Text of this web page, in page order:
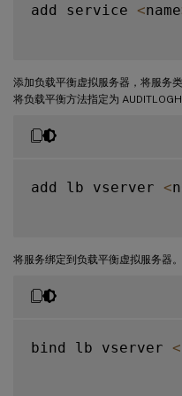
add service <name
添加负载平衡虚拟服务器，将服务
将负载平衡方法指定为
add lb vserver <
将服务绑定到负载平衡虚拟服务器。
bind lb vserver <